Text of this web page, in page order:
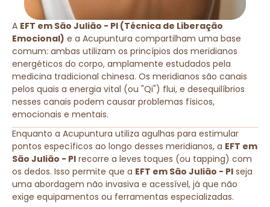
A EFT em São Julião - PI (Técnica de Liberação
Emocional) e a Acupuntura compartilham uma base
comum: ambas utilizam os princípios dos meridianos
energéticos do corpo, amplamente estudados pela
medicina tradicional chinesa. Os meridianos são canais
pelos quais a energia vital (ou "Qi") flui, e desequilíbrios
nesses canais podem causar problemas físicos,
emocionais e mentais.
Enquanto a Acupuntura utiliza agulhas para estimular
pontos específicos ao longo desses meridianos, a EFT em
São Julião - PI recorre a leves toques (ou tapping) com
os dedos. Isso permite que a EFT em São Julião - PI seja
uma abordagem não invasiva e acessível, já que não
exige equipamentos ou ferramentas especializadas.